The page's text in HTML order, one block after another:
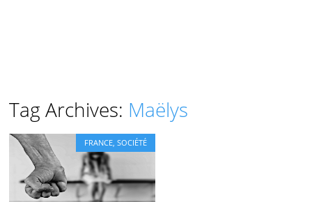
Tag Archives: Maëlys
FRANCE ,SOCIÉTÉ